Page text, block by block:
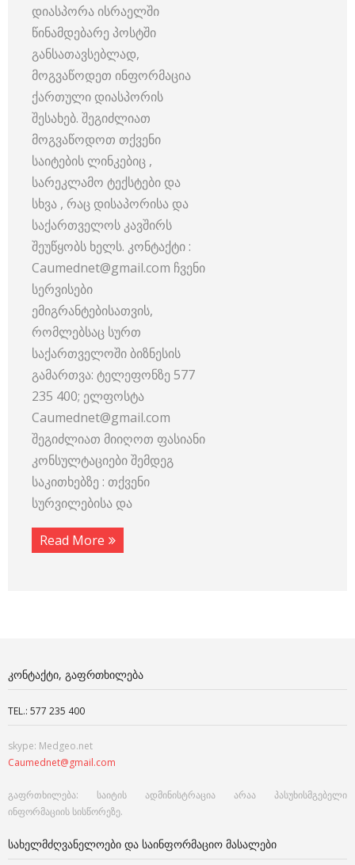
დიასპორა ისრაელში
წინამდებარე პოსტში
განსათავსებლად,
მოგვაწოდეთ ინფორმაცია
ქართული დიასპორის
შესახებ. შეგიძლიათ
მოგვაწოდოთ თქვენი
საიტების ლინკებიც ,
სარეკლამო ტექსტები და
სხვა , რაც დისაპორისა და
საქართველოს კავშირს
შეუწყობს ხელს. კონტაქტი :
Caumednet@gmail.com ჩვენი
სერვისები
ემიგრანტებისათვის,
რომლებსაც სურთ
საქართველოში ბიზნესის
გამართვა: ტელეფონზე 577
235 400; ელფოსტა
Caumednet@gmail.com
შეგიძლიათ მიიღოთ ფასიანი
კონსულტაციები შემდეგ
საკითხებზე : თქვენი
სურვილებისა და
Read More
ᲙᲝᲜᲢᲐᲥᲢᲘ, ᲒᲐᲤᲠᲗᲮᲘᲚᲔᲑᲐ
TEL.: 577 235 400
skype: Medgeo.net
Caumednet@gmail.com
გაფრთხილება: საიტის ადმინისტრაცია არაა პასუხისმგებელი
ინფორმაციის სისწორეზე.
ᲡᲐᲮᲔᲚᲛᲫᲦᲕᲐᲜᲔᲚᲝᲔᲑᲘ ᲓᲐ ᲡᲐᲘᲜᲤᲝᲠᲛᲐᲪᲘᲝ ᲛᲐᲡᲐᲚᲔᲑᲘ